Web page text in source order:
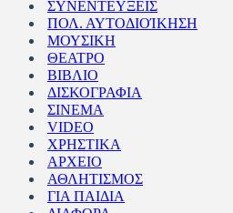
ΣΥΝΕΝΤΕΥΞΕΙΣ
ΠΟΛ. ΑΥΤΟΔΙΟΊΚΗΣΗ
ΜΟΥΣΙΚΗ
ΘΕΑΤΡΟ
ΒΙΒΛΙΟ
ΔΙΣΚΟΓΡΑΦΙΑ
ΣΙΝΕΜΑ
VIDEO
ΧΡΗΣΤΙΚΑ
ΑΡΧΕΙΟ
ΑΘΛΗΤΙΣΜΟΣ
ΓΙΑ ΠΑΙΔΙΑ